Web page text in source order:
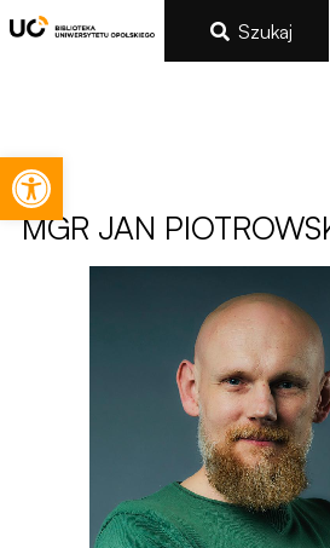
Otwórz pasek narzędzi
Szukaj
MGR JAN